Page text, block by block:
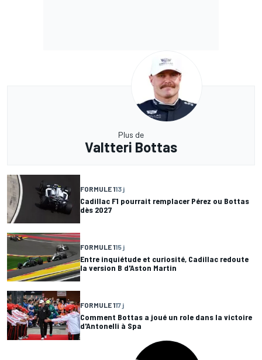
Plus de
Valtteri Bottas
FORMULE 113 j
Cadillac F1 pourrait remplacer Pérez ou Bottas
dès 2027
FORMULE 115 j
Entre inquiétude et curiosité, Cadillac redoute
la version B d'Aston Martin
FORMULE 117 j
Comment Bottas a joué un role dans la victoire
d'Antonelli à Spa